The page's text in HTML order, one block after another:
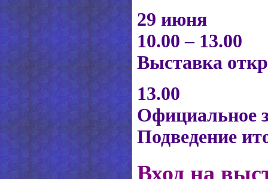
29 июня
10.00 – 13.00
Выставка
13.00
Официальное
Подведение
Вход на